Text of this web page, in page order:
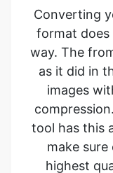
as it did in
images
tool has this
make
highest
tablet,